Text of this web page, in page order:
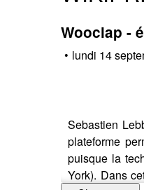
Wooclap -
• lundi 14
Sebastien
plateforme
puisque la
York). Dans